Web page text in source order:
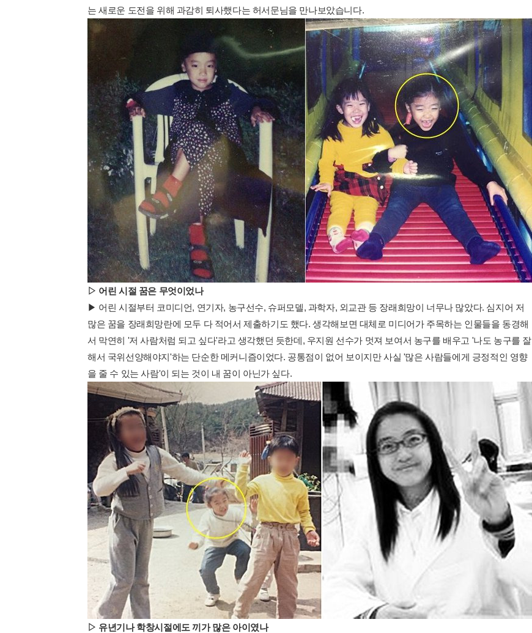
는 새로운 도전을 위해 과감히 퇴사했다는 허서문님을 만나보았습니다.
▷ 어린 시절 꿈은 무엇이었나
▶ 어린 시절부터 코미디언, 연기자, 농구선수, 슈퍼모델, 과학자, 외교관 등 장래희망이 너무나 많았다. 심지어 저
많은 꿈을 장래희망란에 모두 다 적어서 제출하기도 했다. 생각해보면 대체로 미디어가 주목하는 인물들을 동경해
서 막연히 '저 사람처럼 되고 싶다'라고 생각했던 듯한데, 우지원 선수가 멋져 보여서 농구를 배우고 '나도 농구를 잘
해서 국위선양해야지'하는 단순한 메커니즘이었다. 공통점이 없어 보이지만 사실 '많은 사람들에게 긍정적인 영향
을 줄 수 있는 사람'이 되는 것이 내 꿈이 아닌가 싶다.
▷ 유년기나 학창시절에도 끼가 많은 아이였나